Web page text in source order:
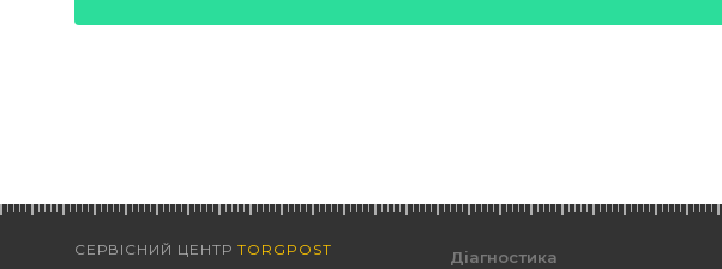
СЕРВІСНИЙ ЦЕНТР TORGPOST
Діагностика